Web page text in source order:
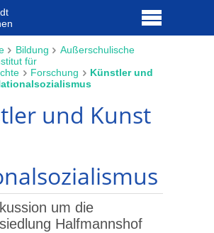
Bildung
Außerschulische
für
Forschung
Künstler und
und Kunst
um die
Halfmannshof